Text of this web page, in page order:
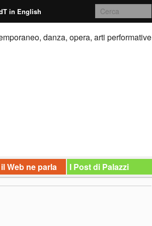
in English
danza, opera, arti performative
Web ne parla I Post di Palazzi